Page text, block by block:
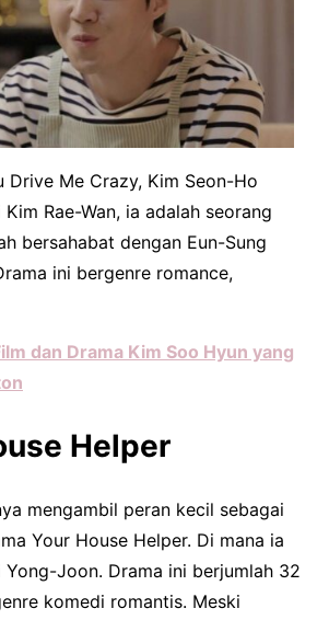
Drive Me Crazy, Kim Seon-Ho
Rae-Wan, ia adalah seorang
bersahabat dengan Eun-Sung
ini bergenre romance,
dan Drama Kim Soo Hyun yang
Helper
mengambil peran kecil sebagai
Your House Helper. Di mana ia
Yong-Joon. Drama ini berjumlah 32
komedi romantis. Meski